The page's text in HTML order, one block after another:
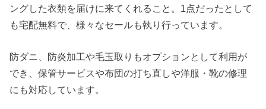
ングした衣類を届けに来てくれること。1点だったとして
も宅配無料で、様々なセールも執り行っています。
防ダニ、防炎加工や毛玉取りもオプションとして利用が
でき、保管サービスや布団の打ち直しや洋服・靴の修理
にも対応しています。